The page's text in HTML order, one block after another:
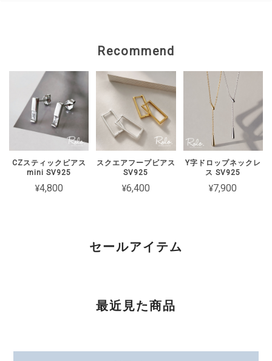
がショップのお問い合わせよりご連絡い
【Roloアクセサリー】ギフトラッピング ivory
ワインレッド（期間限定）
2026/02/15
2週間経たずでチェーンがちぎれてしまった 彼女とお揃いで買ったの
に残念です
まったとのこと、誠に申し訳ございませ
ん。 大切な方とのペアとしてお選びい
いたしますので、恐れ入りますがショッ
Recommend
CZスティックピアス
mini SV925
¥4,800
スクエアフープピアス
SV925
¥6,400
Y字ドロップネックレ
ス SV925
¥7,900
セールアイテム
最近見た商品